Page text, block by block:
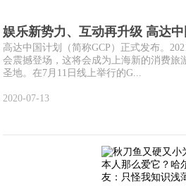
娱乐新势力、互动再升级 高达
高达中国计划（简称GCP）正式发布。
会震撼登场，这将会成为上海新的消费旅
圣地。在7月11日线上举行的G...
2020-07-13